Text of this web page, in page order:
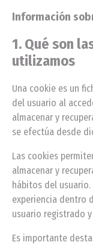
Información
1. Qué son
utilizamos
Una cookie es un
del usuario al
almacenar y
se efectúa desde
Las cookies
almacenar y
hábitos del
experiencia dentro
usuario registrado
Es importante